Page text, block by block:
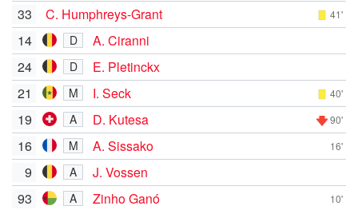
33
C. Humphreys-Grant 41'
14 D
A. Ciranni
24
D
E. Pletinckx
21
M I. Seck 40'
19 A D. Kutesa 90'
16 M A. Sissako 16'
9 A
J. Vossen
93
A Zinho Ganó 10'